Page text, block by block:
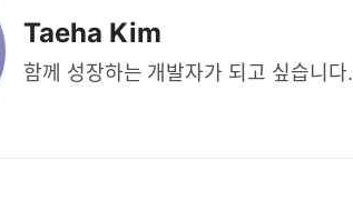
Taeha Kim
함께 성장하는 개발자가 되고 싶습니다.